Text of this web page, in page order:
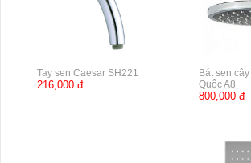
Tay sen Caesar SH221
216,000 đ
Bát sen
Quốc A8
800,000 đ